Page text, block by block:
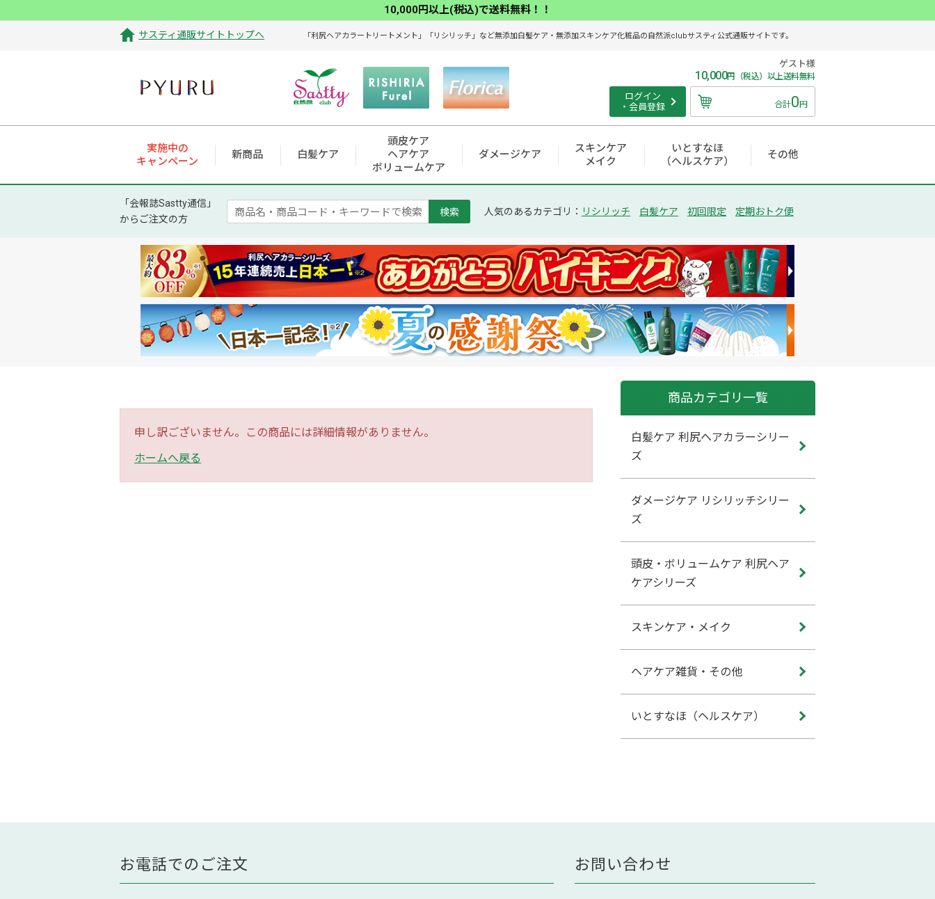
10,000円以上(税込)で送料無料！！
サスティ通販サイトトップへ 「利尻ヘアカラートリートメント」「リシリッチ」など無添加白髪ケア・無添加スキンケア化粧品の自然派clubサスティ公式通販サイトです。
ログイン
・会員登録
ゲスト様
10,000円（税込）以上送料無料
合計0円
実施中の
キャンペーン
新商品 白髪ケア
頭皮ケア
ヘアケア
ボリュームケア
ダメージケア
スキンケア
メイク
いとすなほ
（ヘルスケア）
その他
「会報誌Sastty通信」
からご注文の方
検索 人気のあるカテゴリ： リシリッチ 白髪ケア 初回限定 定期おトク便
申し訳ございません。この商品には詳細情報がありません。
ホームへ戻る
商品カテゴリ一覧
白髪ケア 利尻ヘアカラーシリー
ズ
ダメージケア リシリッチシリー
ズ
頭皮・ボリュームケア 利尻ヘア
ケアシリーズ
スキンケア・メイク
ヘアケア雑貨・その他
いとすなほ（ヘルスケア）
お電話でのご注文 お問い合わせ